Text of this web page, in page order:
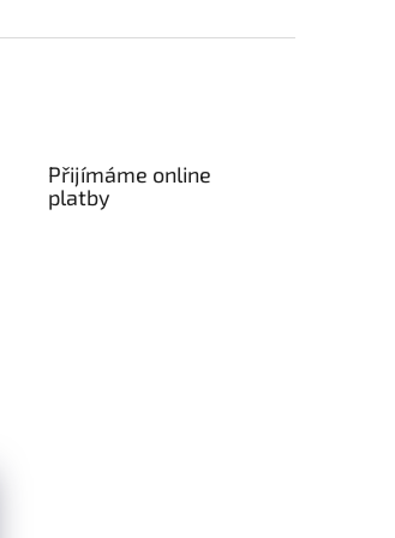
Přijímáme online
platby